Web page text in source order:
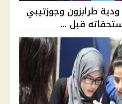
طرابزون وجوزتيبي
قبل ...